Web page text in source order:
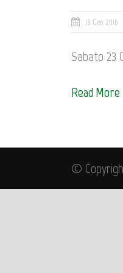
18 Gen 2016
Sabato 23
Read More
©